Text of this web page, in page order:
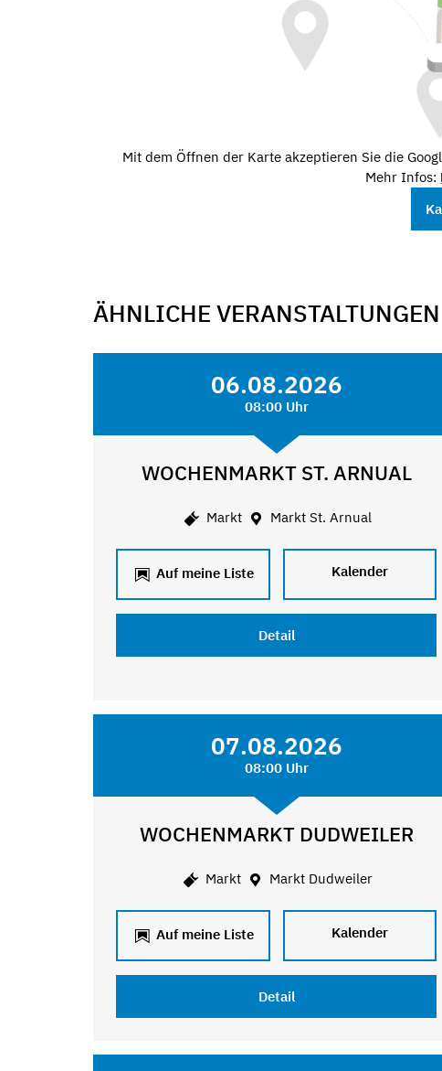
Mit dem Öffnen der Karte akzeptieren Sie die
Mehr Infos:
ÄHNLICHE VERANSTALTUNGEN
06.08.2026
08:00 Uhr
WOCHENMARKT ST. ARNUAL
Markt Markt St. Arnual
Auf meine Liste Kalender
Detail
07.08.2026
08:00 Uhr
WOCHENMARKT DUDWEILER
Markt Markt Dudweiler
Auf meine Liste Kalender
Detail